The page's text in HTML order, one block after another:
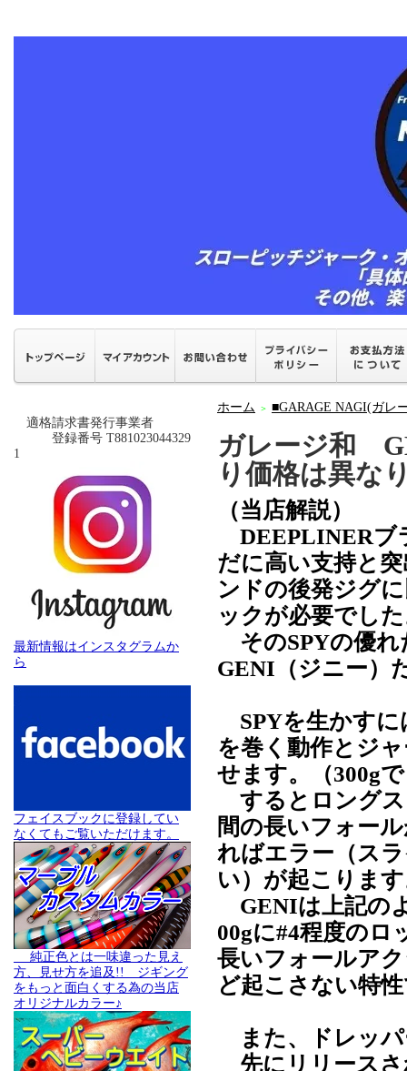
適格請求書発行事業者
登録番号 T881023044329
1
最新情報はインスタグラムか
ら
フェイスブックに登録してい
なくてもご覧いただけます。
純正色とは一味違った見え
方、見せ方を追及!! ジギング
をもっと面白くする為の当店
オリジナルカラー♪
ホーム ＞ ■GARAGE NAGI(ガレ
ガレージ和
り価格は異な
（当店解説）
DEEPLINERブ
だに高い支持と
ンドの後発ジグ
ックが必要でし
そのSPYの優れ
GENI（ジニー）
SPYを生かすに
を巻く動作とジ
せます。（300g
するとロングス
間の長いフォー
ればエラー（ス
い）が起こりま
GENIは上記の
00gに#4程度のロ
長いフォールア
ど起こさない特
また、ドレッパ
先にリリースさ